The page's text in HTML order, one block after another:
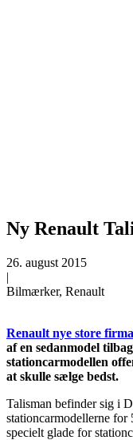
Ny Renault
26. august 2015
|
Bilmærker, Renault
Renault nye store
af en sedanmodel
stationcarmodellen
at skulle sælge bedst.
Talisman befinder sig i
stationcarmodellerne for
specielt glade for